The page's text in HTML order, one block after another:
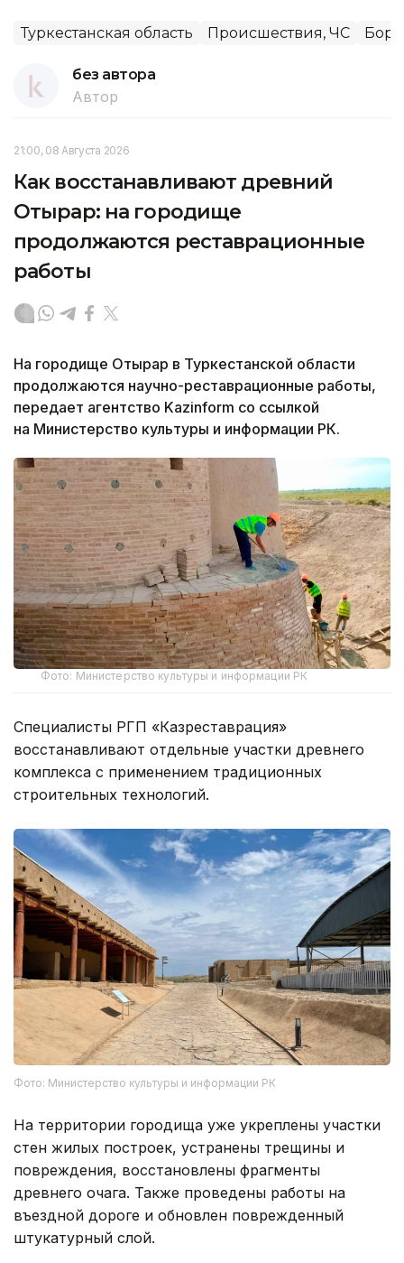
Туркестанская область Происшествия, ЧС
без автора
Автор
21:00, 08 Августа 2026
Как восстанавливают древний
Отырар: на городище
продолжаются реставрационные
работы
На городище Отырар в Туркестанской области
продолжаются научно-реставрационные работы,
передает агентство Kazinform со ссылкой
на Министерство культуры и информации РК.
Фото: Министерство культуры и информации РК
Специалисты РГП «Казреставрация»
восстанавливают отдельные участки древнего
комплекса с применением традиционных
строительных технологий.
Фото: Министерство культуры и информации РК
На территории городища уже укреплены участки
стен жилых построек, устранены трещины и
повреждения, восстановлены фрагменты
древнего очага. Также проведены работы на
въездной дороге и обновлен поврежденный
штукатурный слой.